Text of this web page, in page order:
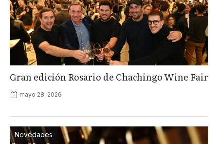
Gran edición Rosario de Chachingo Wine Fair
mayo 28, 2026
Novedades